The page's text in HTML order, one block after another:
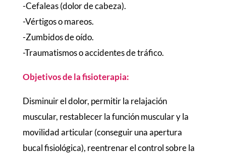
-Cefaleas (dolor de cabeza).
-Vértigos o mareos.
-Zumbidos de oído.
-Traumatismos o accidentes de tráfico.
Objetivos de la fisioterapia:
Disminuir el dolor, permitir la relajación
muscular, restablecer la función muscular y la
movilidad articular (conseguir una apertura
bucal fisiológica), reentrenar el control sobre la